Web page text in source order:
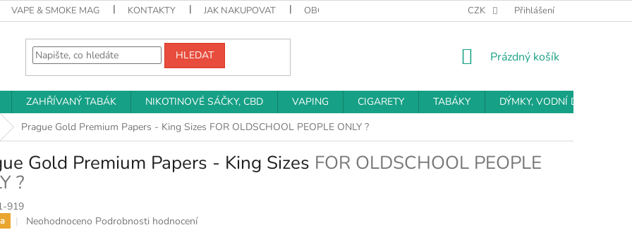
VAPE & SMOKE MAG KONTAKTY JAK NAKUPOVAT OBCHODNÍ PODMÍNKY PODMÍNKY OCHRANY OSOBNÍCH ÚDAJŮ
CZK Přihlášení
HLEDAT
NÁKUPNÍ
Prázdný košík
ZAHŘÍVANÝ TABÁK NIKOTINOVÉ SÁČKY, CBD VAPING CIGARETY TABÁKY
DÝMKY, VODNÍ DÝMKY
Prague Gold Premium Papers - King Sizes FOR OLDSCHOOL PEOPLE ONLY ?
Gold Premium Papers - King Sizes FOR OLDSCHOOL PEOPLE
?
919
Průměrné
Neohodnoceno Podrobnosti hodnocení